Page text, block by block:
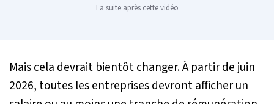
La suite après cette vidéo
Mais cela devrait bientôt changer. À partir de juin
2026, toutes les entreprises devront afficher un